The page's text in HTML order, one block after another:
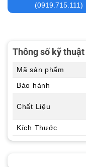
(0919.715.111)
Thông số kỹ thuật
Mã sản phẩm
Bảo hành
Chất Liệu
Kích Thước